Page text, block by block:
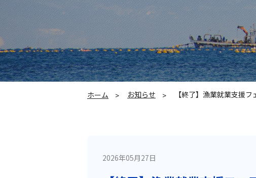
ホーム お知らせ 【終了】漁業就業支援フェ
2026年05月27日